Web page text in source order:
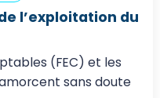
l’exploitation du
(FEC) et les
sans doute